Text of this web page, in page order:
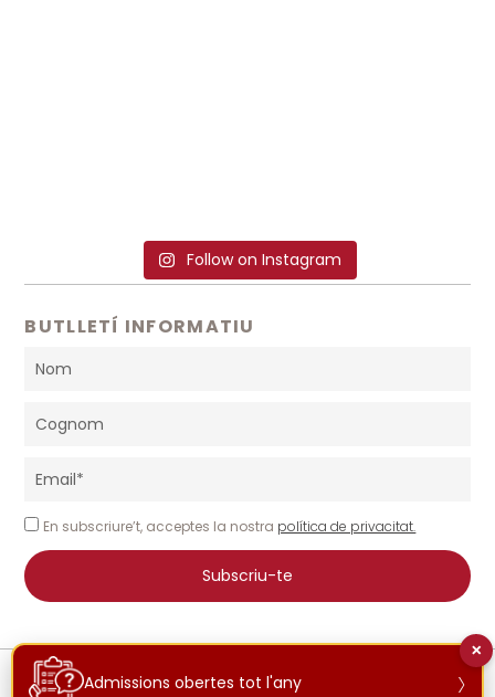
Follow on Instagram
BUTLLETÍ INFORMATIU
En subscriure’t, acceptes la nostra política de privacitat.
Subscriu-te
© 2026 INTERNATIONAL SCHOOL COSTA BRAVA | TOTS ELS DRETS ×
Admissions obertes tot l'any ›